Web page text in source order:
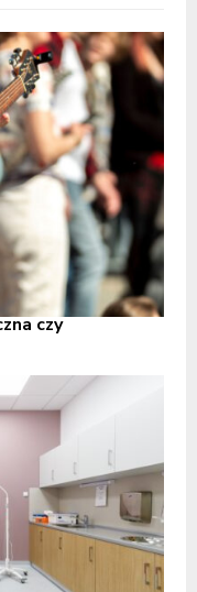
czy